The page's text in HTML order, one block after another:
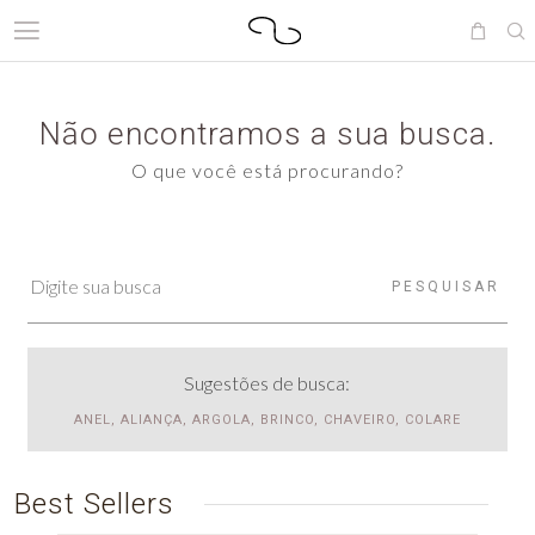
Não encontramos a sua busca.
O que você está procurando?
PESQUISAR
Sugestões de busca:
ANEL, ALIANÇA, ARGOLA, BRINCO, CHAVEIRO, COLARE
Best Sellers